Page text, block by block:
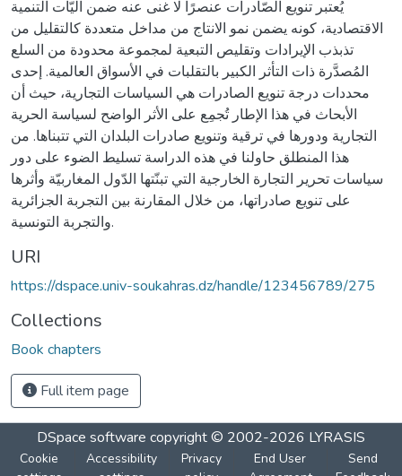
يُعتبر تنويع الصّادرات عنصرًا لا غنى عنه ضمن آليّات التنمية
الاقتصادية، كونه يضمن نمو الانتاج من مداخل متعددة كالتقليل من
تذبذب الإيرادات وتقليص التبعية لمجموعة محدودة من السلع
المُصدَّرة ذات التأثر الكبير بالتقلبات في الأسواق العالمية. إحدى
محددات درجة تنويع الصادرات هي السياسات التجارية، حيث أن
الأبحاث في هذا الإطار تُجمِع على الأثر الواضح لسياسة الحرية
التجارية ودورها في ترقية وتنويع صادرات البلدان التي تتبناها. من
هذا المنطلق حاولنا في هذه الدراسة تسليط الضوء على دور
سياسات تحرير التجارة الخارجية التي تبنّتها الدّول المغاربيّة وأثرها
على تنويع صادراتها، من خلال المقارنة بين التجربة الجزائرية
والتجربة التونسية.
URI
https://dspace.univ-soukahras.dz/handle/123456789/275
Collections
Book chapters
Full item page
DSpace software copyright © 2002-2026 LYRASIS
Cookie
Accessibility
Privacy
End User
Send